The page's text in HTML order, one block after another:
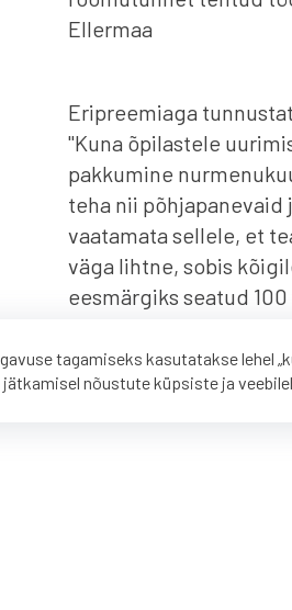
Ellermaa
Eripreemiaga
"Kuna õpilastele
pakkumine
teha nii põhjapanevaid
vaatamata sellele, et
väga lihtne, sobis
eesmärgiks seatud
projektis osalenud
ehk leiavad teadlased
tagamiseks kasutatakse lehel
nõustute küpsiste ja